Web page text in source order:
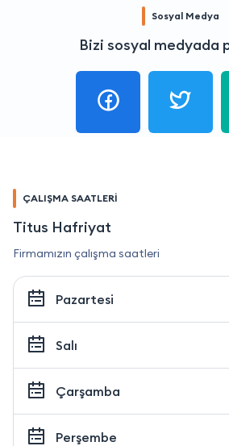
Sosyal Medya
Bizi sosyal medyada
ÇALIŞMA SAATLERİ
Titus Hafriyat
Firmamızın çalışma saatleri
Pazartesi
Salı
Çarşamba
Perşembe